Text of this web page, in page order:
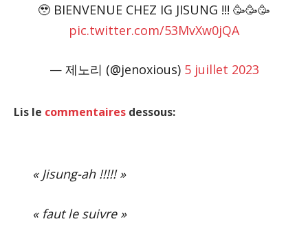
🥹 BIENVENUE CHEZ IG JISUNG !!! 🥳🥳🥳
pic.twitter.com/53MvXw0jQA
— 제노리 (@jenoxious) 5 juillet 2023
Lis le commentaires dessous:
« Jisung-ah !!!!! »
« faut le suivre »